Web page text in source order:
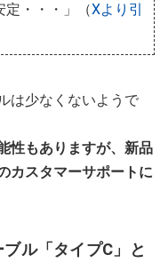
定・・・」（Xより引
は少なくないようで
性もありますが、新品
カスタマーサポートに
ル「タイプC」と